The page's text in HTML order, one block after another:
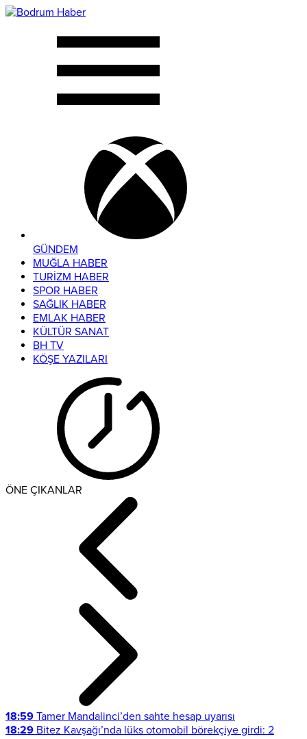
GÜNDEM
MUĞLA HABER
TURİZM HABER
SPOR HABER
SAĞLIK HABER
EMLAK HABER
KÜLTÜR SANAT
BH TV
KÖŞE YAZILARI
ÖNE ÇIKANLAR
18:59 Tamer Mandalinci’den sahte hesap uyarısı
18:29 Bitez Kavşağı’nda lüks otomobil börekçiye girdi: 2